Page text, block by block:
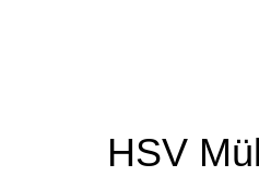
HSV